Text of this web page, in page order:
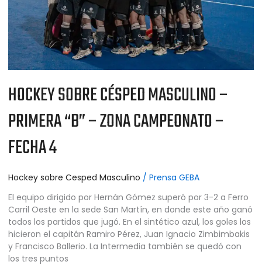
HOCKEY SOBRE CÉSPED MASCULINO –
PRIMERA “B” – ZONA CAMPEONATO –
FECHA 4
Hockey sobre Cesped Masculino / Prensa GEBA
El equipo dirigido por Hernán Gómez superó por 3-2 a Ferro
Carril Oeste en la sede San Martín, en donde este año ganó
todos los partidos que jugó. En el sintético azul, los goles los
hicieron el capitán Ramiro Pérez, Juan Ignacio Zimbimbakis
y Francisco Ballerio. La Intermedia también se quedó con
los tres puntos
ZONA
CAMPEONATO
–
FECHA
4